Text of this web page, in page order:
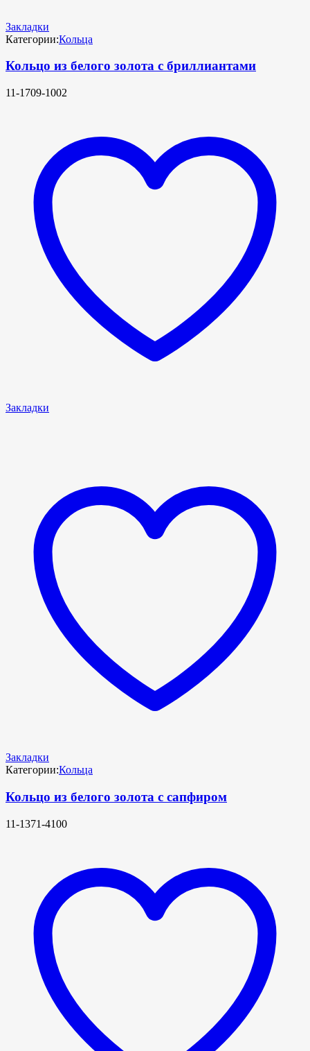
Закладки
Категории:Кольца
Кольцо из белого золота с бриллиантами
11-1709-1002
Закладки
Закладки
Категории:Кольца
Кольцо из белого золота с сапфиром
11-1371-4100